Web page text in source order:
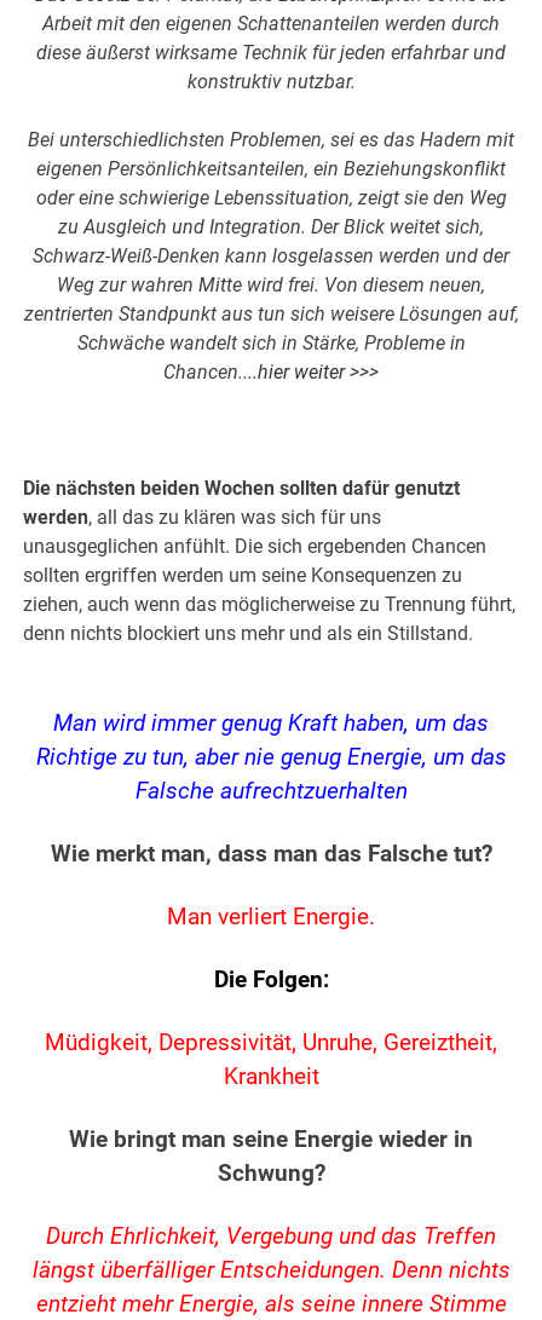
Arbeit mit den eigenen Schattenanteilen werden durch
diese äußerst wirksame Technik für jeden erfahrbar und
konstruktiv nutzbar.
Bei unterschiedlichsten Problemen, sei es das Hadern mit
eigenen Persönlichkeitsanteilen, ein Beziehungskonflikt
oder eine schwierige Lebenssituation, zeigt sie den Weg
zu Ausgleich und Integration. Der Blick weitet sich,
Schwarz-Weiß-Denken kann losgelassen werden und der
Weg zur wahren Mitte wird frei. Von diesem neuen,
zentrierten Standpunkt aus tun sich weisere Lösungen auf,
Schwäche wandelt sich in Stärke, Probleme in
Chancen....hier weiter >>>
Die nächsten beiden Wochen sollten dafür genutzt
werden, all das zu klären was sich für uns
unausgeglichen anfühlt. Die sich ergebenden Chancen
sollten ergriffen werden um seine Konsequenzen zu
ziehen, auch wenn das möglicherweise zu Trennung führt,
denn nichts blockiert uns mehr und als ein Stillstand.
Man wird immer genug Kraft haben, um das
Richtige zu tun, aber nie genug Energie, um das
Falsche aufrechtzuerhalten
Wie merkt man, dass man das Falsche tut?
Man verliert Energie.
Die Folgen:
Müdigkeit, Depressivität, Unruhe, Gereiztheit,
Krankheit
Wie bringt man seine Energie wieder in
Schwung?
Durch Ehrlichkeit, Vergebung und das Treffen
längst überfälliger Entscheidungen. Denn nichts
entzieht mehr Energie, als seine innere Stimme